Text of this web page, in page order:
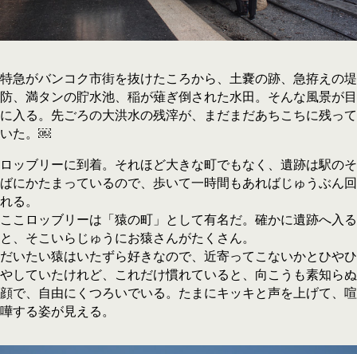
特急がバンコク市街を抜けたころから、土嚢の跡、急拵えの堤
防、満タンの貯水池、稲が薙ぎ倒された水田。そんな風景が目
に入る。先ごろの大洪水の残滓が、まだまだあちこちに残って
いた。￼
ロッブリーに到着。それほど大きな町でもなく、遺跡は駅のそ
ばにかたまっているので、歩いて一時間もあればじゅうぶん回
れる。
ここロッブリーは「猿の町」として有名だ。確かに遺跡へ入る
と、そこいらじゅうにお猿さんがたくさん。
だいたい猿はいたずら好きなので、近寄ってこないかとひやひ
やしていたけれど、これだけ慣れていると、向こうも素知らぬ
顔で、自由にくつろいでいる。たまにキッキと声を上げて、喧
嘩する姿が見える。